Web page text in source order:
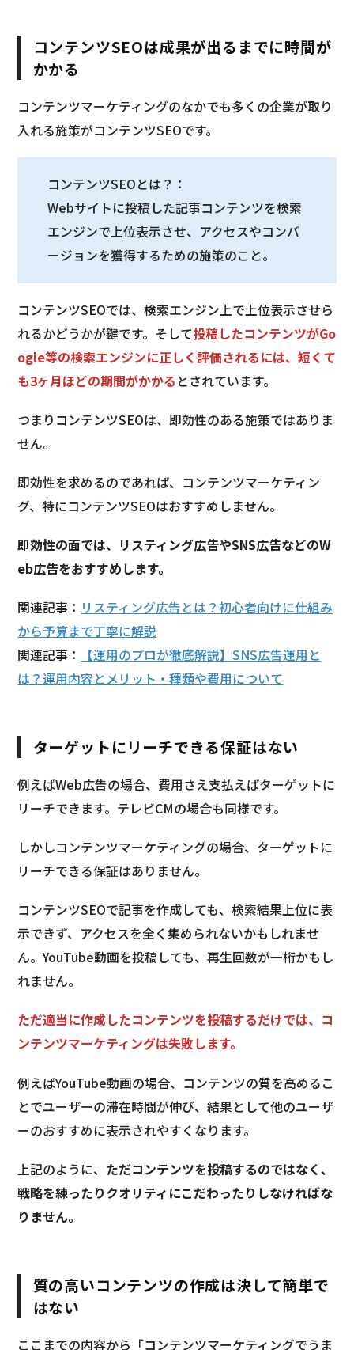
コンテンツSEOは成果が出るまでに時間が
かかる
コンテンツマーケティングのなかでも多くの企業が取り
入れる施策がコンテンツSEOです。
コンテンツSEOとは？：
Webサイトに投稿した記事コンテンツを検索
エンジンで上位表示させ、アクセスやコンバ
ージョンを獲得するための施策のこと。
コンテンツSEOでは、検索エンジン上で上位表示させら
れるかどうかが鍵です。そして投稿したコンテンツがGo
ogle等の検索エンジンに正しく評価されるには、短くて
も3ヶ月ほどの期間がかかる とされています。
つまりコンテンツSEOは、即効性のある施策ではありま
せん。
即効性を求めるのであれば、コンテンツマーケティン
グ、特にコンテンツSEOはおすすめしません。
即効性の面では、リスティング広告やSNS広告などのW
eb広告をおすすめします。
関連記事： リスティング広告とは？初心者向けに仕組み
から予算まで丁寧に解説
関連記事：
【運用のプロが徹底解説】SNS広告運用と
は？運用内容とメリット・種類や費用について
ターゲットにリーチできる保証はない
例えばWeb広告の場合、費用さえ支払えばターゲットに
リーチできます。テレビCMの場合も同様です。
しかしコンテンツマーケティングの場合、ターゲットに
リーチできる保証はありません。
コンテンツSEOで記事を作成しても、検索結果上位に表
示できず、アクセスを全く集められないかもしれませ
ん。YouTube動画を投稿しても、再生回数が一桁かもし
れません。
ただ適当に作成したコンテンツを投稿するだけでは、コ
ンテンツマーケティングは失敗します。
例えばYouTube動画の場合、コンテンツの質を高めるこ
とでユーザーの滞在時間が伸び、結果として他のユーザ
ーのおすすめに表示されやすくなります。
上記のように、 ただコンテンツを投稿するのではなく、
戦略を練ったりクオリティにこだわったりしなければな
りません。
質の高いコンテンツの作成は決して簡単で
はない
ここまでの内容から「コンテンツマーケティングでうま